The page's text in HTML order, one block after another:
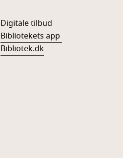
Digitale tilbud
Bibliotekets app
Bibliotek.dk